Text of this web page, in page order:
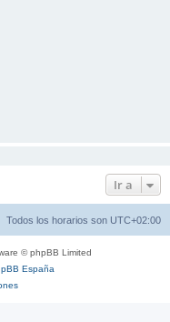
Ir a
Todos los horarios son UTC+02:00
© phpBB Limited
España